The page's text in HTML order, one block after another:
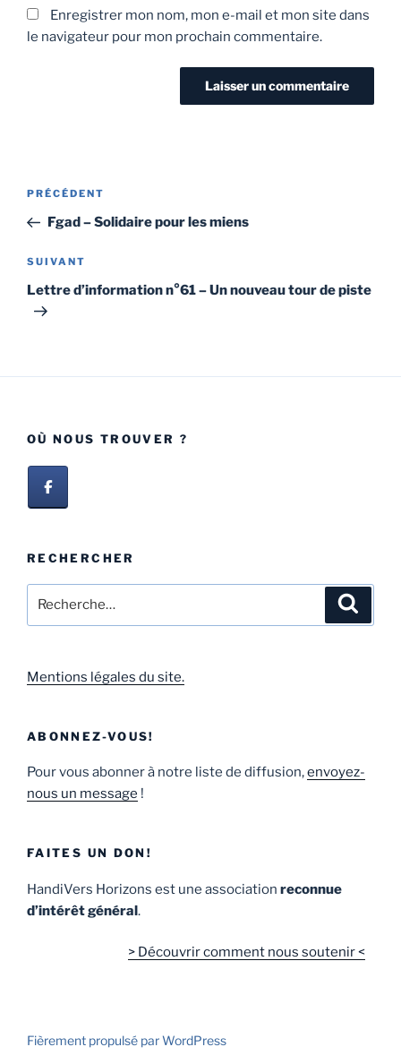
Enregistrer mon nom, mon e-mail et mon site dans
le navigateur pour mon prochain commentaire.
PRÉCÉDENT
Fgad – Solidaire pour les miens
SUIVANT
Lettre d’information n°61 – Un nouveau tour de piste
OÙ NOUS TROUVER ?
RECHERCHER
Mentions légales du site.
ABONNEZ-VOUS!
Pour vous abonner à notre liste de diffusion,envoyez-
nous un message !
FAITES UN DON!
HandiVers Horizons est une association reconnue
d’intérêt général.
> Découvrir comment nous soutenir <
Fièrement propulsé par WordPress